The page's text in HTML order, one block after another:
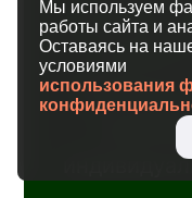
монтаж,
Мы используем
работы сайта и
Оставаясь на
условиями
использования